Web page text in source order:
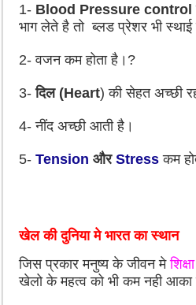
1- Blood Pressure control
भाग लेते है तो ब्लड प्रेशर भी स्थाई
2-वजन कम होता है। ?
3-दिल (Heart) की सेहत अच्छी
4-नींद अच्छी आती है।
5-Tension और Stress कम
खेल की दुनिया मे भारत का स्थान
जिस प्रकार मनुष्य के जीवन मेशिक्षा
खेलो के महत्व को भी कम नही आका